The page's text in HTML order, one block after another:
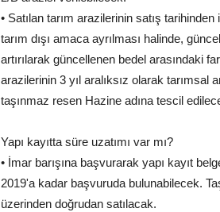
• Satılan tarım arazilerinin satış
tarım dışı amaca ayrılması halinde,
artırılarak güncellenen bedel arasındaki
arazilerinin 3 yıl aralıksız olarak tarımsal
taşınmaz resen Hazine adına tescil
Yapı kayıtta süre uzatımı var mı?
• İmar barışına başvurarak yapı kayıt
2019'a kadar başvuruda bulunabilecek.
üzerinden doğrudan satılacak.